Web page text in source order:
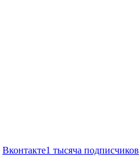
Вконтакте1 тысяча подписчиков